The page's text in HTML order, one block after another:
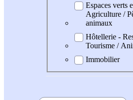
Espaces verts
Agriculture /
animaux
Hôtellerie -
Tourisme /
Immobilier